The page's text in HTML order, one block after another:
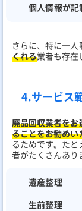
個人情報が
さらに、特に一
くれる業者も存在
4.サービス
廃品回収業者を
ることをお勧めい
るためです。た
者がたくさんあり
遺産整理
生前整理